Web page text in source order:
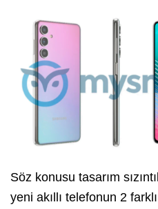
Söz konusu tasarım
yeni akıllı telefonun 2